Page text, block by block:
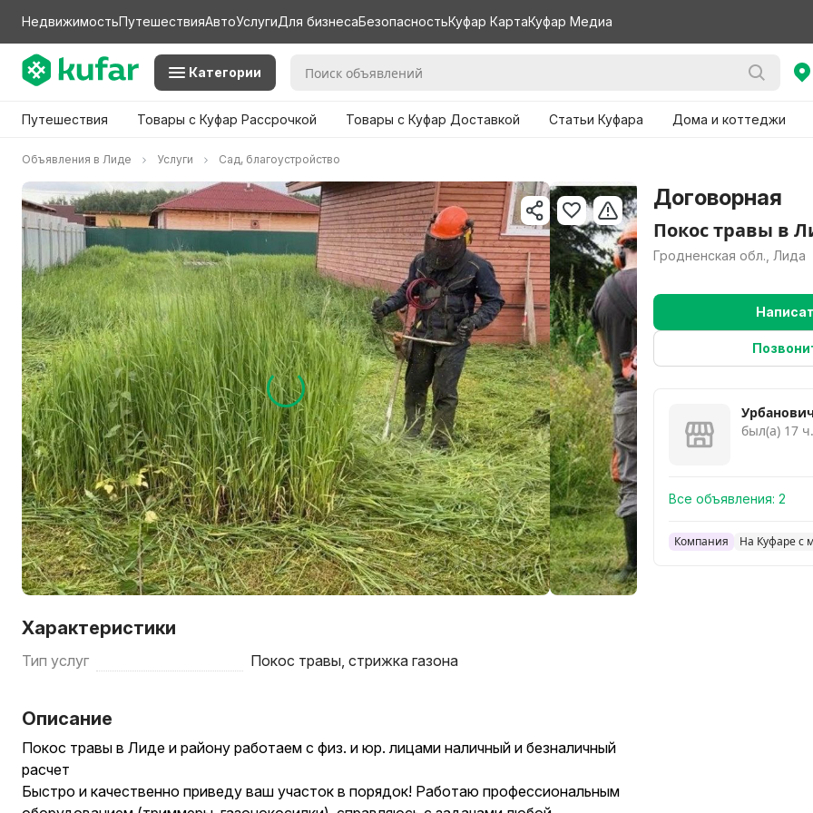
НедвижимостьПутешествияАвтоУслугиДля бизнесаБезопасностьКуфар КартаКуфар Медиа
Категории
Путешествия Товары с Куфар Рассрочкой Товары с Куфар Доставкой Статьи Куфара Дома и коттеджи
Объявления в Лиде Услуги Сад, благоустройство
Характеристики
Тип услуг Покос травы, стрижка газона
Описание
Покос травы в Лиде и району работаем с физ. и юр. лицами наличный и безналичный
расчет
Быстро и качественно приведу ваш участок в порядок! Работаю профессиональным
Договорная
Покос травы в
Гродненская обл., Лида
был(а) 17
Все объявления: 2
Компания На Куфаре с